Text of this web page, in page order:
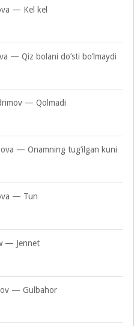
— Kel kel
— Qiz bolani do’sti bo’lmaydi
— Qolmadi
— Onamning tug’ilgan kuni
— Tun
— Jennet
— Gulbahor